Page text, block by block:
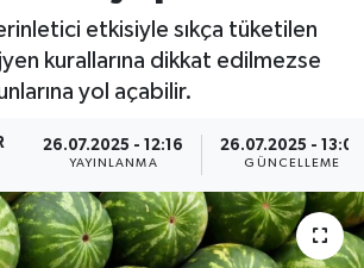
etkisiyle sıkça tüketilen
kurallarına dikkat edilmezse
yol açabilir.
26.07.2025 - 12:16
YAYINLANMA
26.07.2025 - 13:00
GÜNCELLEME
Haberleri